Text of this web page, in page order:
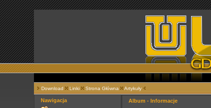
Download Linki Strona Główna Artykuły
Nawigacja
Album - Informacje